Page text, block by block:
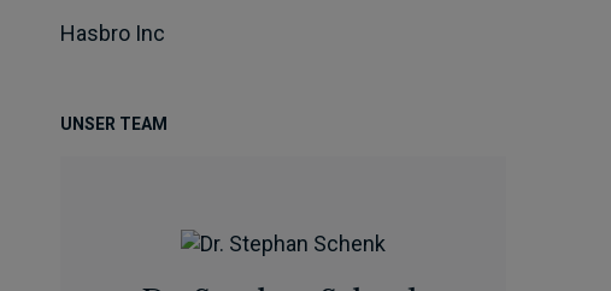
Hasbro Inc
UNSER TEAM